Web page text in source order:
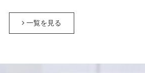
一覧を見る